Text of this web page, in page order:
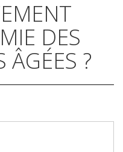
DES
ÂGÉES ?